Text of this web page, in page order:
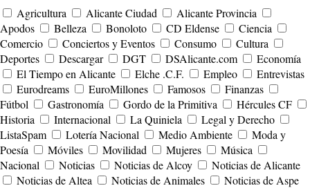
Agricultura
Alicante Ciudad
Alicante Provincia
Apodos
Belleza Bonoloto CD Eldense
Ciencia
Comercio
Conciertos y Eventos Consumo
Cultura
Deportes
Descargar DGT DSAlicante.com
Economía
El Tiempo en Alicante
Elche .C.F. Empleo
Entrevistas
Eurodreams
EuroMillones Famosos
Finanzas
Fútbol
Gastronomía Gordo de la Primitiva
Hércules CF
Historia
Internacional La Quiniela
Legal y Derecho
ListaSpam
Lotería Nacional Medio Ambiente
Moda y
Poesía
Móviles Movilidad Mujeres
Música
Nacional
Noticias Noticias de Alcoy
Noticias de Alicante
Noticias de Altea
Noticias de Animales
Noticias de Aspe